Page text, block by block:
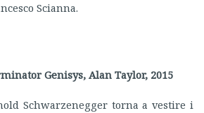
Scianna.
Genisys, Alan Taylor, 2015
Schwarzenegger torna a vestire i